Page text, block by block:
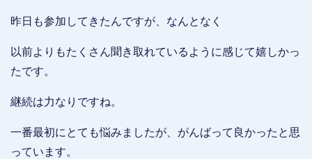
昨日も参加してきたんですが、なんとなく
以前よりもたくさん聞き取れているように感じて嬉しかっ
たです。
継続は力なりですね。
一番最初にとても悩みましたが、がんばって良かったと思
っています。